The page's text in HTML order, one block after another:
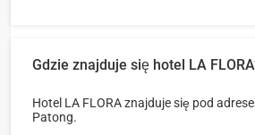
Gdzie znajduje się hotel LA
Hotel LA FLORA znajduje się pod
Patong.